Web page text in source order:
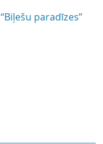
“Biļešu paradīzes”